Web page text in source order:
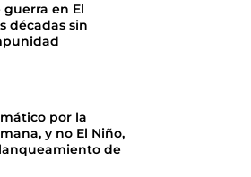
en El
décadas sin
por la
y no El Niño,
de